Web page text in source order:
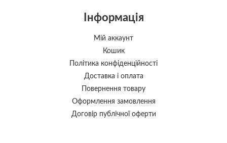
Інформація
Мій аккаунт
Кошик
Політика конфіденційності
Доставка і оплата
Повернення товару
Оформлення замовлення
Договір публічної оферти